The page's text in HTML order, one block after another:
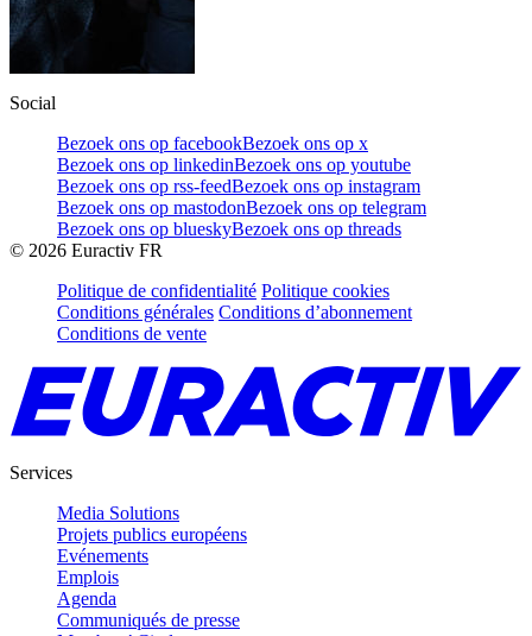
Social
Bezoek ons op facebookBezoek ons op x
Bezoek ons op linkedinBezoek ons op youtube
Bezoek ons op rss-feedBezoek ons op instagram
Bezoek ons op mastodonBezoek ons op telegram
Bezoek ons op blueskyBezoek ons op threads
© 2026 Euractiv FR
Politique de confidentialité Politique cookies
Conditions générales Conditions d’abonnement
Conditions de vente
Services
Media Solutions
Projets publics européens
Evénements
Emplois
Agenda
Communiqués de presse